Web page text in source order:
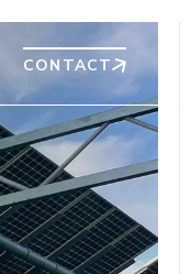
et
engagements
CONTACT